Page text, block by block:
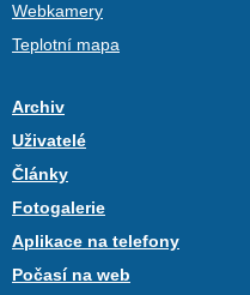
Webkamery
Teplotní mapa
Archiv
Uživatelé
Články
Fotogalerie
Aplikace na telefony
Počasí na web